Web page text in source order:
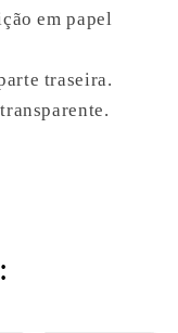
em papel
traseira.